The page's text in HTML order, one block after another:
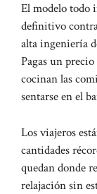
El modelo todo
definitivo
alta ingeniería
Pagas un
cocinan las
sentarse en el
Los viajeros
cantidades
quedan donde
relajación sin